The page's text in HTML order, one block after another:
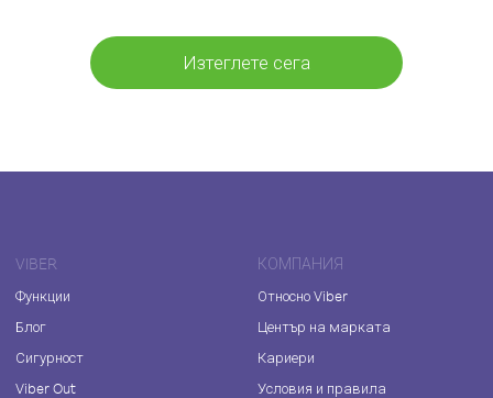
Изтеглете сега
VIBER
Функции
Блог
Сигурност
Viber Out
КОМПАНИЯ
Относно Viber
Център на марката
Кариери
Условия и правила